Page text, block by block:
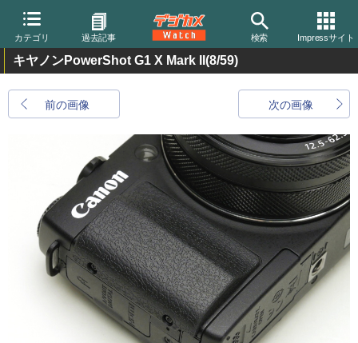
カテゴリ 過去記事 検索 Impressサイト
キヤノンPowerShot G1 X Mark II (8/59)
前の画像 次の画像